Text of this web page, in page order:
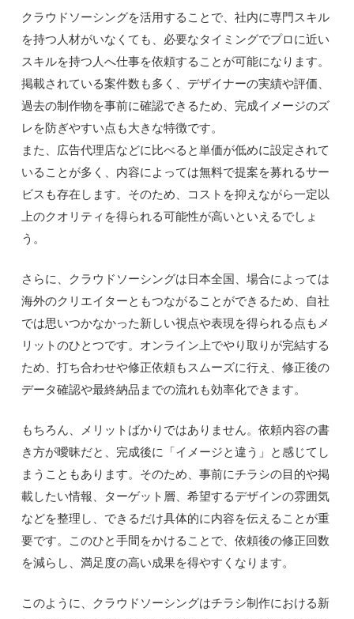
クラウドソーシングを活用することで、社内に専門スキル
を持つ人材がいなくても、必要なタイミングでプロに近い
スキルを持つ人へ仕事を依頼することが可能になります。
掲載されている案件数も多く、デザイナーの実績や評価、
過去の制作物を事前に確認できるため、完成イメージのズ
レを防ぎやすい点も大きな特徴です。
また、広告代理店などに比べると単価が低めに設定されて
いることが多く、内容によっては無料で提案を募れるサー
ビスも存在します。そのため、コストを抑えながら一定以
上のクオリティを得られる可能性が高いといえるでしょ
う。
さらに、クラウドソーシングは日本全国、場合によっては
海外のクリエイターともつながることができるため、自社
では思いつかなかった新しい視点や表現を得られる点もメ
リットのひとつです。オンライン上でやり取りが完結する
ため、打ち合わせや修正依頼もスムーズに行え、修正後の
データ確認や最終納品までの流れも効率化できます。
もちろん、メリットばかりではありません。依頼内容の書
き方が曖昧だと、完成後に「イメージと違う」と感じてし
まうこともあります。そのため、事前にチラシの目的や掲
載したい情報、ターゲット層、希望するデザインの雰囲気
などを整理し、できるだけ具体的に内容を伝えることが重
要です。このひと手間をかけることで、依頼後の修正回数
を減らし、満足度の高い成果を得やすくなります。
このように、クラウドソーシングはチラシ制作における新